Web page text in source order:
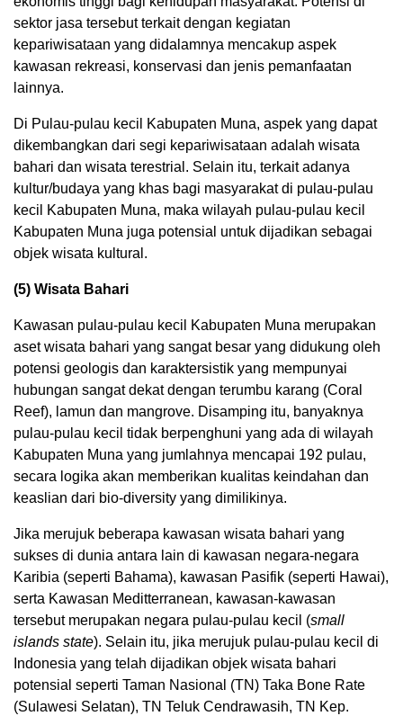
sektor jasa tersebut terkait dengan kegiatan
kepariwisataan yang didalamnya mencakup aspek
kawasan rekreasi, konservasi dan jenis pemanfaatan
lainnya.
Di Pulau-pulau kecil Kabupaten Muna, aspek yang dapat
dikembangkan dari segi kepariwisataan adalah wisata
bahari dan wisata terestrial. Selain itu, terkait adanya
kultur/budaya yang khas bagi masyarakat di pulau-pulau
kecil Kabupaten Muna, maka wilayah pulau-pulau kecil
Kabupaten Muna juga potensial untuk dijadikan sebagai
objek wisata kultural.
(5) Wisata Bahari
Kawasan pulau-pulau kecil Kabupaten Muna merupakan
aset wisata bahari yang sangat besar yang didukung oleh
potensi geologis dan karaktersistik yang mempunyai
hubungan sangat dekat dengan terumbu karang (Coral
Reef), lamun dan mangrove. Disamping itu, banyaknya
pulau-pulau kecil tidak berpenghuni yang ada di wilayah
Kabupaten Muna yang jumlahnya mencapai 192 pulau,
secara logika akan memberikan kualitas keindahan dan
keaslian dari bio-diversity yang dimilikinya.
Jika merujuk beberapa kawasan wisata bahari yang
sukses di dunia antara lain di kawasan negara-negara
Karibia (seperti Bahama), kawasan Pasifik (seperti Hawai),
serta Kawasan Meditterranean, kawasan-kawasan
tersebut merupakan negara pulau-pulau kecil (small
islands state). Selain itu, jika merujuk pulau-pulau kecil di
Indonesia yang telah dijadikan objek wisata bahari
potensial seperti Taman Nasional (TN) Taka Bone Rate
(Sulawesi Selatan), TN Teluk Cendrawasih, TN Kep.